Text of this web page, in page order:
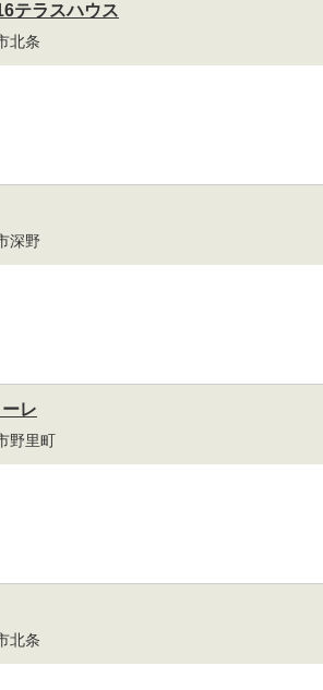
テラスハウス
北条
深野
レ
野里町
北条